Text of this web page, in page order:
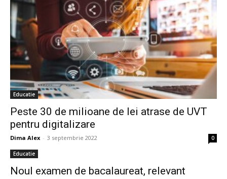
Educatie
Peste 30 de milioane de lei atrase de UVT
pentru digitalizare
Dima Alex - 3 septembrie 2022 0
Educatie
Noul examen de bacalaureat, relevant